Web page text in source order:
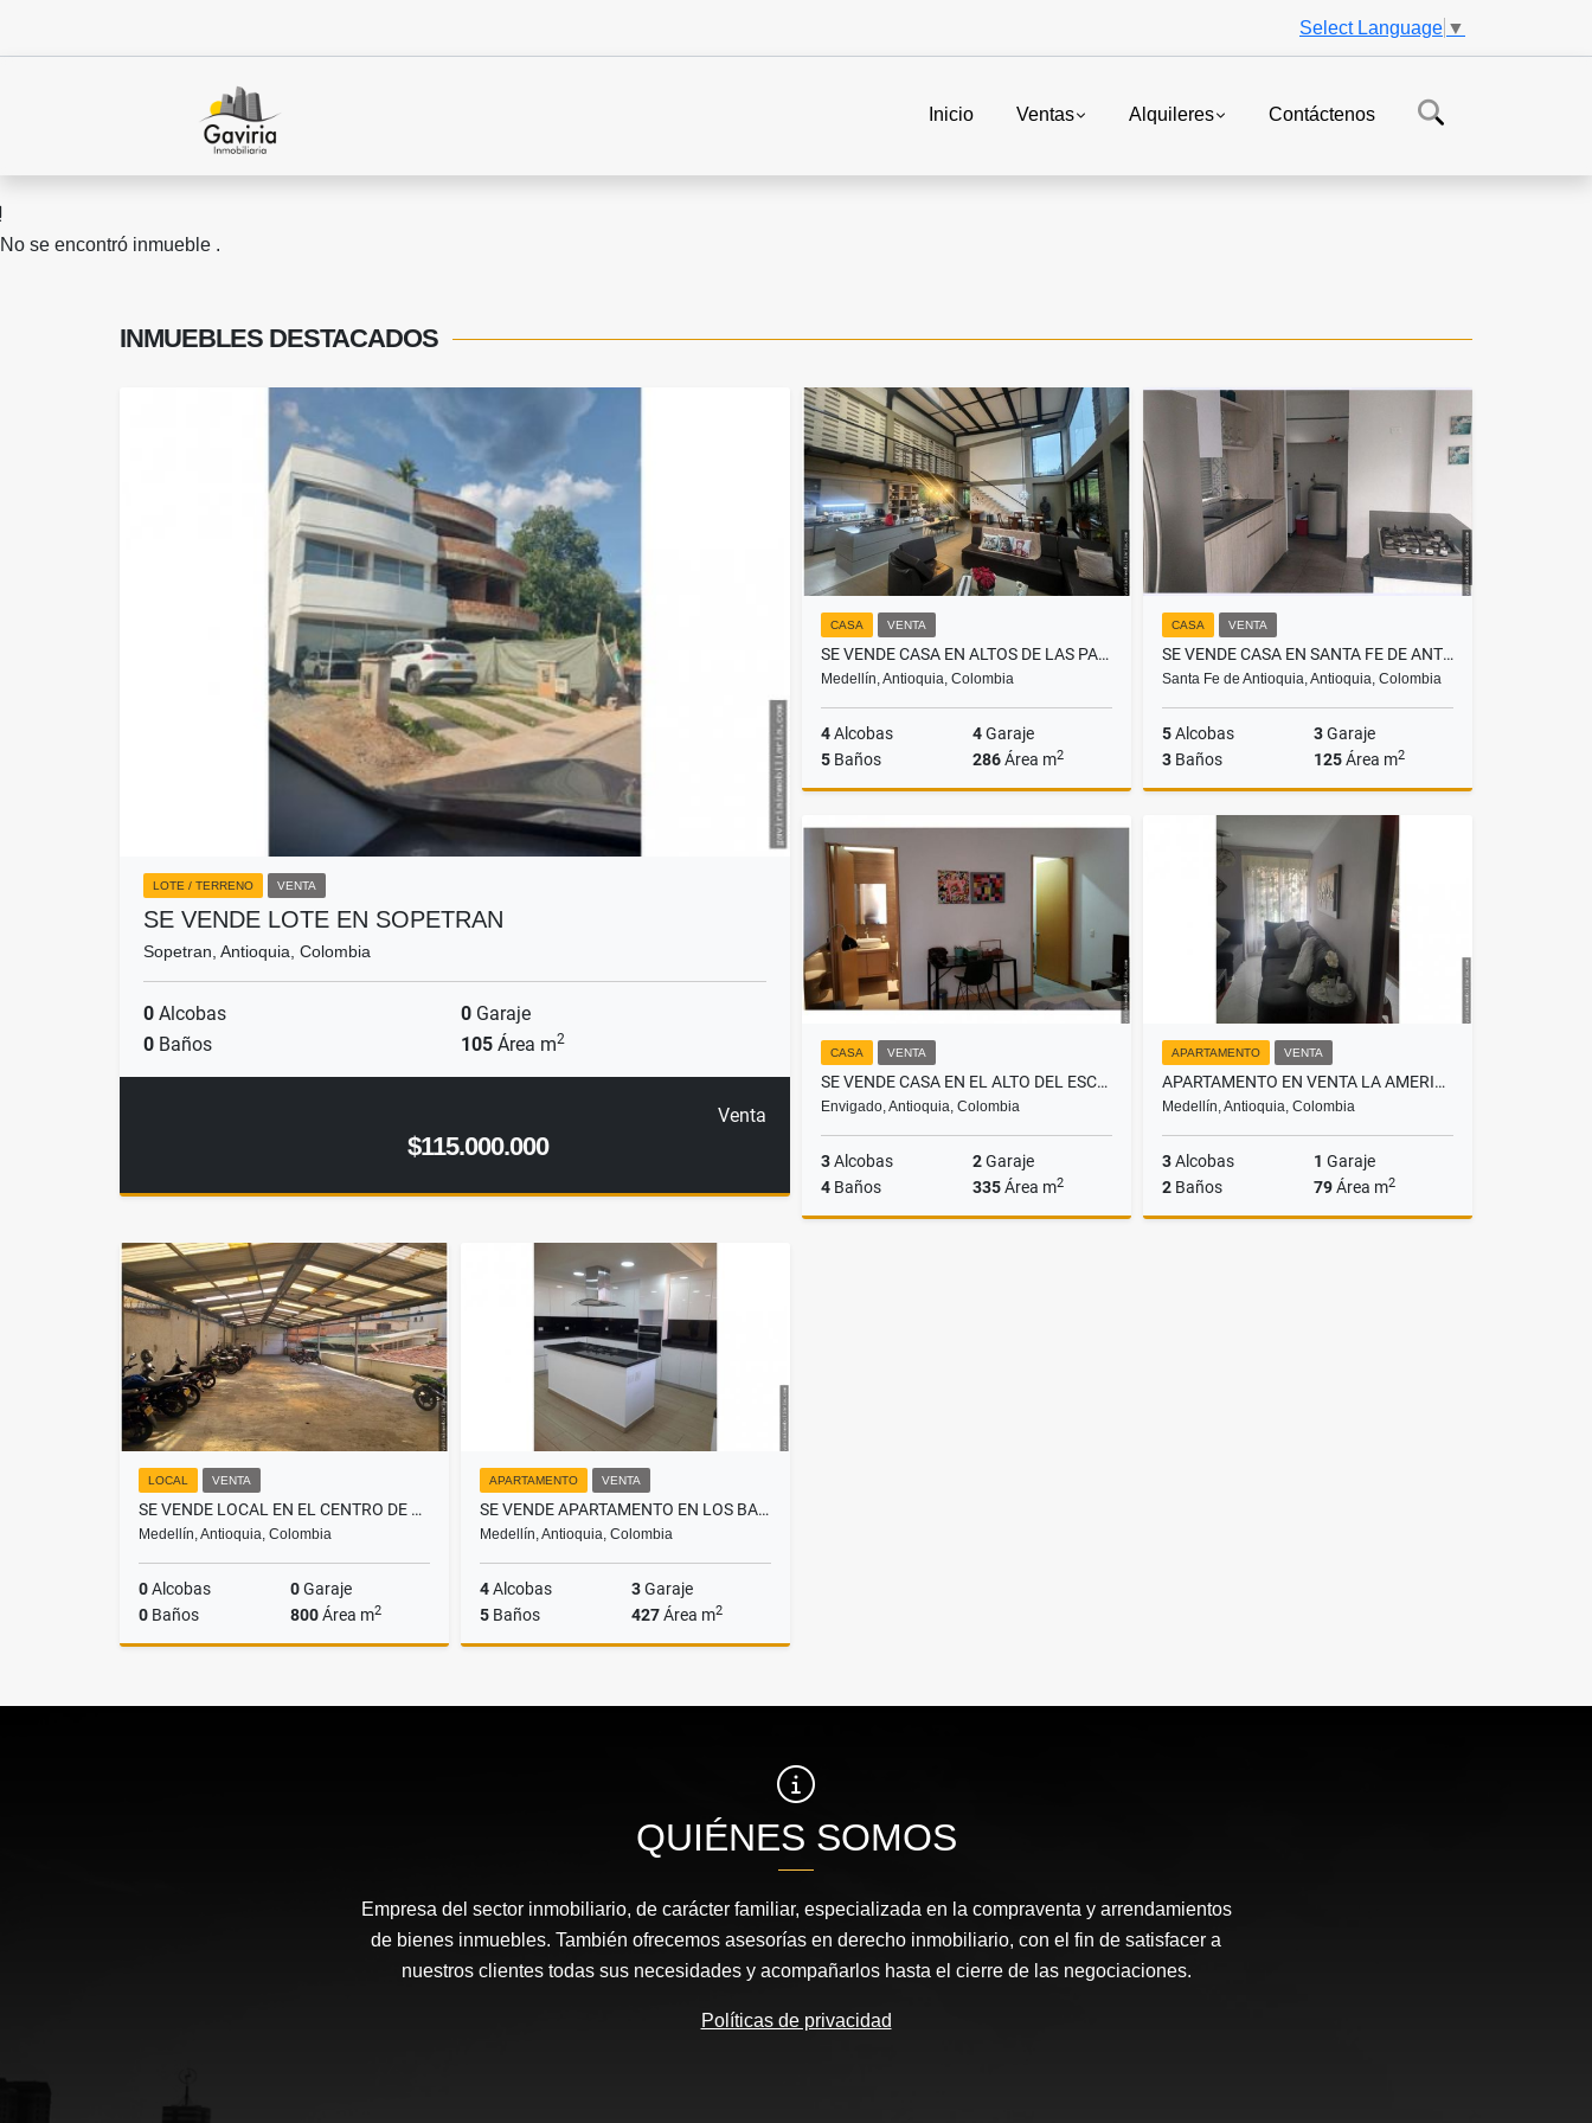
Select Language ▼
Inicio Ventas Alquileres Contáctenos
No se encontró inmueble .
INMUEBLES DESTACADOS
LOTE / TERRENO VENTA
SE VENDE LOTE EN SOPETRAN
Sopetran, Antioquia, Colombia
0 Alcobas 0 Garaje
0 Baños 105 Área m2
Venta
$115.000.000
CASA VENTA
SE VENDE CASA EN ALTOS DE LAS PALMAS
Medellín, Antioquia, Colombia
4Alcobas 4Garaje
5 Baños 286Área m2
Venta
CASA VENTA
SE VENDE CASA EN SANTA FE DE ANTOQUIA
Santa Fe de Antioquia, Antioquia, Colombia
5Alcobas 3Garaje
3 Baños 125Área m2
$690.000.000
CASA VENTA
SE VENDE CASA EN EL ALTO DEL ESCOBERO ENVIGADO
Envigado, Antioquia, Colombia
3Alcobas 2Garaje
4 Baños 335Área m2
APARTAMENTO VENTA
APARTAMENTO EN VENTA LA AMERICA
Medellín, Antioquia, Colombia
3Alcobas 1 Garaje
2 Baños 79Área m2
LOCAL VENTA
SE VENDE LOCAL EN EL CENTRO DE MEDELLÍN
Medellín, Antioquia, Colombia
0Alcobas 0Garaje
0 Baños 800Área m2
$2.230.000.000
APARTAMENTO VENTA
SE VENDE APARTAMENTO EN LOS BALSOS EL POBLADO.
Medellín, Antioquia, Colombia
4Alcobas 3Garaje
5 Baños 427Área m2
$2.300.000.000
QUIÉNES SOMOS
Empresa del sector inmobiliario, de carácter familiar, especializada en la compraventa y arrendamientos
de bienes inmuebles. También ofrecemos asesorías en derecho inmobiliario, con el fin de satisfacer a
nuestros clientes todas sus necesidades y acompañarlos hasta el cierre de las negociaciones.
Políticas de privacidad